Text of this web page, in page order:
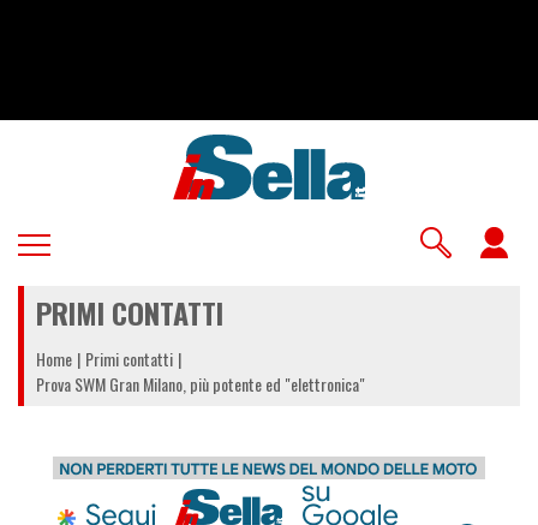
PRIMI CONTATTI
Home Primi contatti
Prova SWM Gran Milano, più potente ed "elettronica"